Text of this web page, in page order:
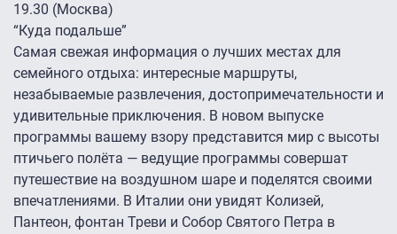
19.30 (Москва)
“Куда подальше”
Самая свежая информация о лучших местах для
семейного отдыха: интересные маршруты,
незабываемые развлечения, достопримечательности и
удивительные приключения. В новом выпуске
программы вашему взору представится мир с высоты
птичьего полёта — ведущие программы совершат
путешествие на воздушном шаре и поделятся своими
впечатлениями. В Италии они увидят Колизей,
Пантеон, фонтан Треви и Собор Святого Петра в